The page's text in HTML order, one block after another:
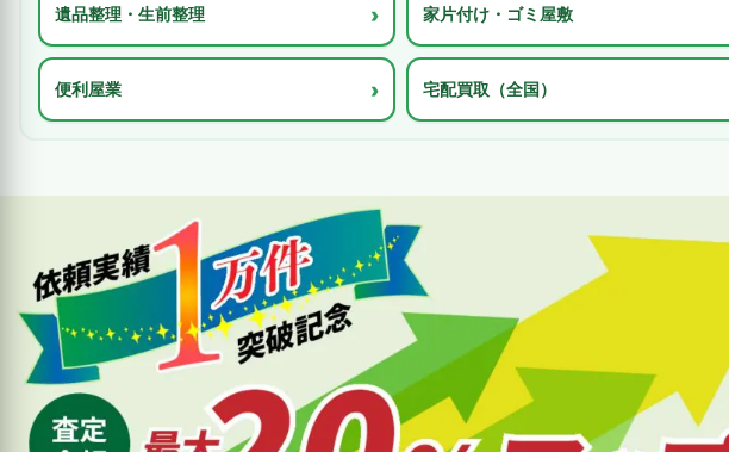
遺品整理・生前整理 › 家片付け・ゴミ屋敷
便利屋業 › 宅配買取（全国）